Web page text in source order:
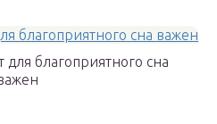
благоприятного сна